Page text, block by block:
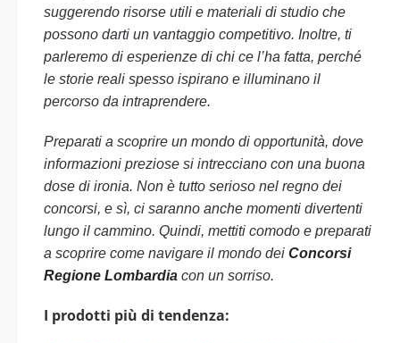
suggerendo risorse utili e materiali di studio che
possono darti un vantaggio competitivo. Inoltre, ti
parleremo di esperienze di chi ce l’ha fatta, perché
le storie reali spesso ispirano e illuminano il
percorso da intraprendere.
Preparati a scoprire un mondo di opportunità, dove
informazioni preziose si intrecciano con una buona
dose di ironia. Non è tutto serioso nel regno dei
concorsi, e sì, ci saranno anche momenti divertenti
lungo il cammino. Quindi, mettiti comodo e preparati
a scoprire come navigare il mondo dei Concorsi
Regione Lombardia con un sorriso.
I prodotti più di tendenza: